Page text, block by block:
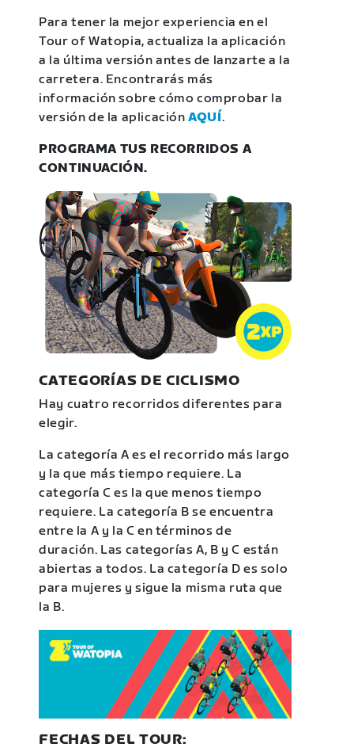
Para tener la mejor experiencia en el
Tour of Watopia, actualiza la aplicación
a la última versión antes de lanzarte a la
carretera. Encontrarás más
información sobre cómo comprobar la
versión de la aplicaciónAQUÍ.
PROGRAMA TUS RECORRIDOS A
CONTINUACIÓN.
CATEGORÍAS DE CICLISMO
Hay cuatro recorridos diferentes para
elegir.
La categoría A es el recorrido más largo
y la que más tiempo requiere. La
categoría C es la que menos tiempo
requiere. La categoría B se encuentra
entre la A y la C en términos de
duración. Las categorías A, B y C están
abiertas a todos. La categoría D es solo
para mujeres y sigue la misma ruta que
la B.
FECHAS DEL TOUR: